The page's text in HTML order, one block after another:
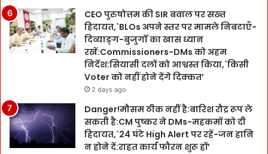
CEO पुरुषोत्तम की SIR बवाल पर सख्त
हिदायत,`BLOs अपने स्तर पर मामले निबटाएँ-
दिव्याङ्ग-बुजुर्गों का खास ध्यान
रखें:Commissioners-DMs को अहम
निर्देश:सियासी दलों को आश्वस्त किया,`किसी
Voter को नहीं होने देंगे दिक्कत’
2 days ago
Danger!मौसम ठीक नहीं है:बारिश रौद्र रूप ले
सकती है:CM पुष्कर ने DMs-महकमों को दी
हिदायत,`24 घंटे High Alert पर रहें-जन हानि
न होने दें:राहत कार्य फौरन शुरू हों’